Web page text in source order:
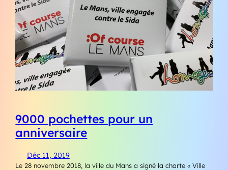
9000 pochettes pour un
anniversaire
Déc 11, 2019
Le 28 novembre 2018, la ville du Mans a signé la charte « Ville